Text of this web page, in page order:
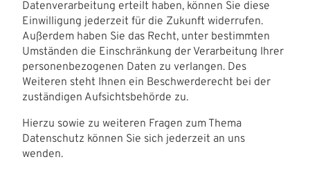
Datenverarbeitung erteilt haben, können Sie diese
Einwilligung jederzeit für die Zukunft widerrufen.
Außerdem haben Sie das Recht, unter bestimmten
Umständen die Einschränkung der Verarbeitung Ihrer
personenbezogenen Daten zu verlangen. Des
Weiteren steht Ihnen ein Beschwerderecht bei der
zuständigen Aufsichtsbehörde zu.
Hierzu sowie zu weiteren Fragen zum Thema
Datenschutz können Sie sich jederzeit an uns
wenden.